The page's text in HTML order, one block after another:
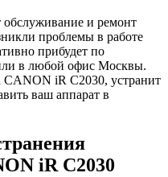
и ремонт
проблемы в работе
прибудет по
в любой офис Москвы.
CANON iR C2030, устранит
ваш аппарат в
iR C2030